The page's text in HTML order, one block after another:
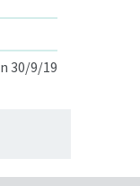
30/9/19